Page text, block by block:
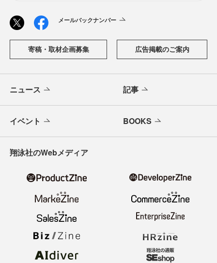
メールバックナンバー
寄稿・取材企画募集 広告掲載のご案内
ニュース 記事
イベント BOOKS
翔泳社のWebメディア